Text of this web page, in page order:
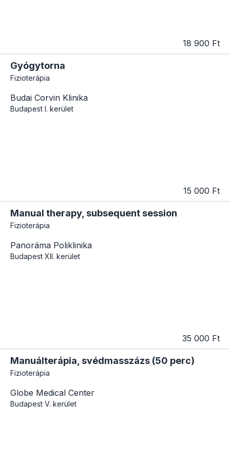
18 900 Ft
Gyógytorna
Fizioterápia
Budai Corvin Klinika
Budapest I. kerület
15 000 Ft
Manual therapy, subsequent session
Fizioterápia
Panoráma Poliklinika
Budapest XII. kerület
35 000 Ft
Manuálterápia, svédmasszázs (50 perc)
Fizioterápia
Globe Medical Center
Budapest V. kerület